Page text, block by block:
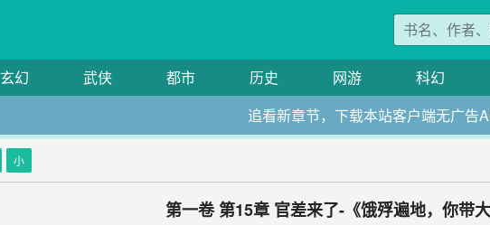
玄幻 武侠 都市 历史 网游 科幻
追看新章节，下载本站客户端无广告
小
第一卷 第15章 官差来了-《饿殍遍地，你带